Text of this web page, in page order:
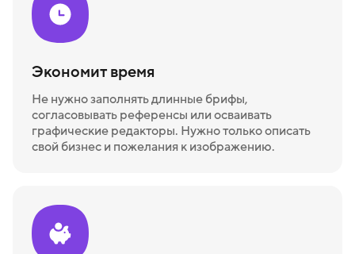
Экономит время
Не нужно заполнять длинные брифы,
согласовывать референсы или осваивать
графические редакторы. Нужно только описать
свой бизнес и пожелания к изображению.